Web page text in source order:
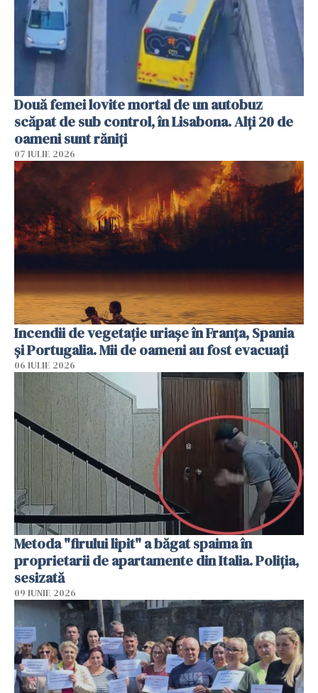
Două femei lovite mortal de un autobuz
scăpat de sub control, în Lisabona. Alți 20 de
oameni sunt răniți
07 IULIE 2026
Incendii de vegetație uriașe în Franța, Spania
și Portugalia. Mii de oameni au fost evacuați
06 IULIE 2026
Metoda "firului lipit" a băgat spaima în
proprietarii de apartamente din Italia. Poliția,
sesizată
09 IUNIE 2026